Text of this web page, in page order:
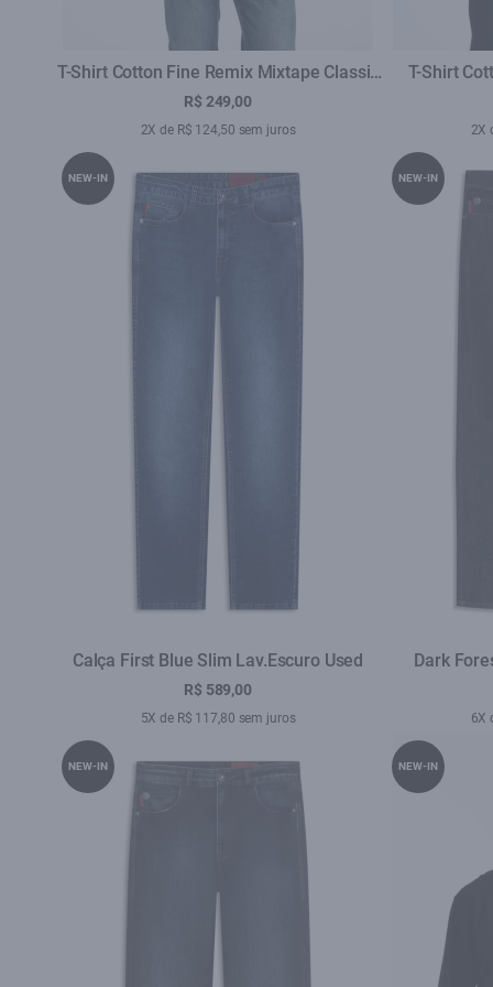
T-Shirt Cotton Fine Remix Mixtape Classic
Preto
R$ 249,00
2X de R$ 124,50 sem juros
T-Shirt
2X
Calça First Blue Slim Lav.Escuro Used
R$ 589,00
5X de R$ 117,80 sem juros
NEW-IN
Dark
6X
NEW-IN
NEW-IN NEW-IN